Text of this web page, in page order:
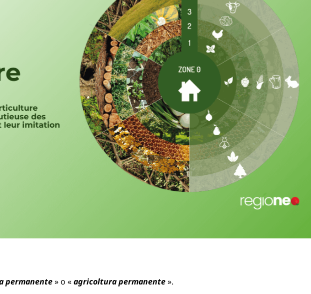
permanente» o «agricoltura permanente».